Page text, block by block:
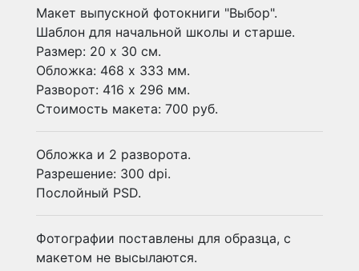
Макет выпускной фотокниги "Выбор".
Шаблон для начальной школы и старше.
Размер: 20 х 30 см.
Обложка: 468 х 333 мм.
Разворот: 416 х 296 мм.
Стоимость макета: 700 руб.
Обложка и 2 разворота.
Разрешение: 300 dpi.
Послойный PSD.
Фотографии поставлены для образца, с
макетом не высылаются.